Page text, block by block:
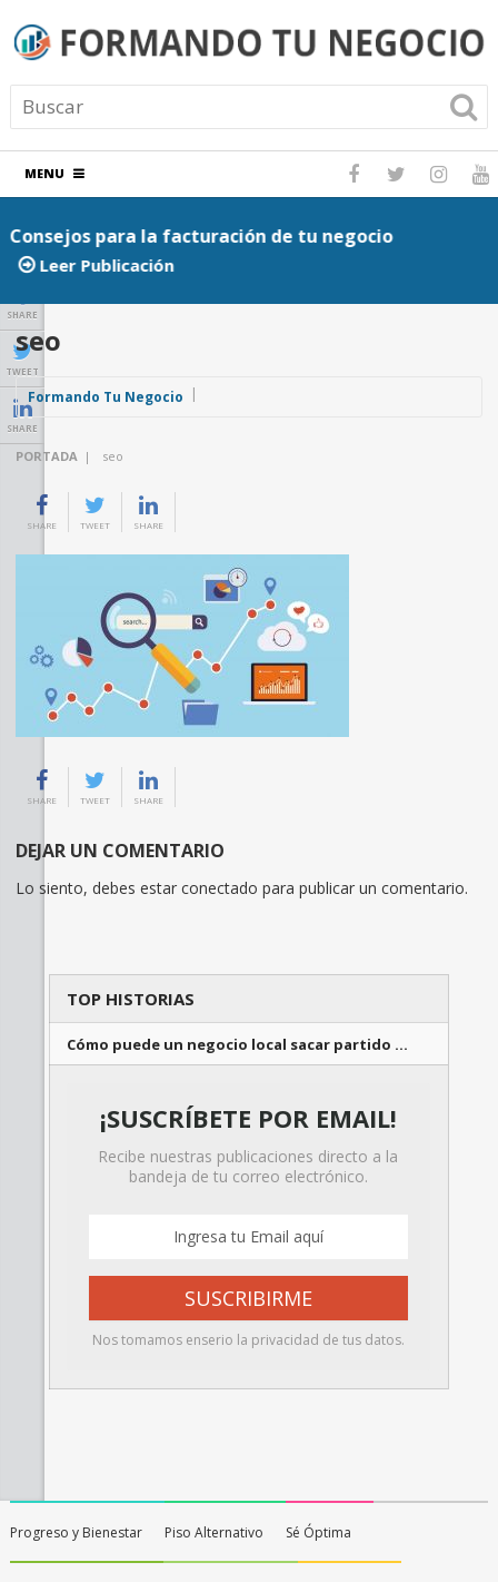
MENU
Consejos para la facturación de tu negocio
Leer Publicación
SHARE
TWEET
SHARE
seo
Formando Tu Negocio
PORTADA | seo
SHARE TWEET SHARE
SHARE TWEET SHARE
DEJAR UN COMENTARIO
Lo siento, debes estar conectado para publicar un comentario.
TOP HISTORIAS
Cómo puede un negocio local sacar partido …
¡SUSCRÍBETE POR EMAIL!
Recibe nuestras publicaciones directo a la
bandeja de tu correo electrónico.
Nos tomamos enserio la privacidad de tus datos.
Progreso y Bienestar Piso Alternativo Sé Óptima